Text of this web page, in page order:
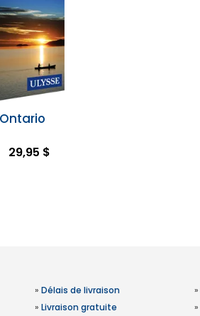
Ontario
29,95 $
» Délais de livraison
» Livraison gratuite
»
»